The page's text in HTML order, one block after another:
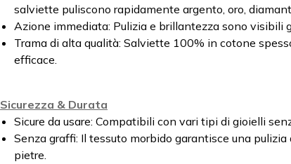
salviette puliscono rapidamente argento, oro,
Azione immediata: Pulizia e brillantezza sono visibili
Trama di alta qualità: Salviette 100% in cotone
efficace.
Sicurezza & Durata
Sicure da usare: Compatibili con vari tipi di gioielli
Senza graffi: Il tessuto morbido garantisce una
pietre.